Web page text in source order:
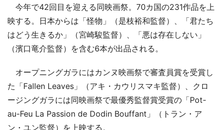
今年で42回目を迎える同映画祭。70カ国の231作品を上
映する。日本からは「怪物」（是枝裕和監督）、「君たち
はどう生きるか」（宮崎駿監督）、「悪は存在しない」
（濱口竜介監督）を含む6本が出品される。
オープニングガラにはカンヌ映画祭で審査員賞を受賞し
た「Fallen Leaves」（アキ・カウリスマキ監督）、クロ
ージングガラには同映画祭で最優秀監督賞受賞の「Pot-
au-Feu La Passion de Dodin Bouffant」（トラン・ア
ン・ユン監督）を上映する。